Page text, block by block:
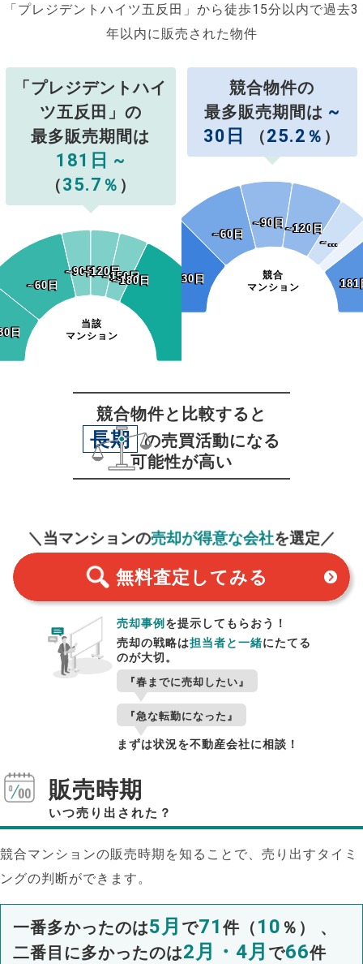
「プレジデントハイツ五反田」から徒歩15分以内で過去3
年以内に販売された物件
「プレジデントハイ
ツ五反田」の
最多販売期間は
181日 ~
（35.7 ％ ）
当該
マンション
日
日
~60日
~60日
~90日
~90日~120日
~120日~150日
~150日
~180日
~180日
競合物件の
最多販売期間は ~
30日
（25.2 ％ ）
競合
マンション
~30日
~30日
~60日
~60日
~90日
~90日 ~120日
~120日
~…
~…
181
181
競合物件と比較すると
長期
の売買活動になる
可能性が高い
＼当マンションの売却が得意な会社を選定／
無料査定 してみる
売却事例を提示してもらおう！
売却の戦略は担当者と一緒にたてる
のが大切。
『春までに売却したい』
『急な転勤になった』
まずは状況を不動産会社に相談！
販売時期
いつ売り出された？
競合マンションの販売時期を知ることで、売り出すタイミ
ングの判断ができます。
一番多かったのは5月 で71 件（ 10 ％） 、
二番目に多かったのは2月・4月 で66件